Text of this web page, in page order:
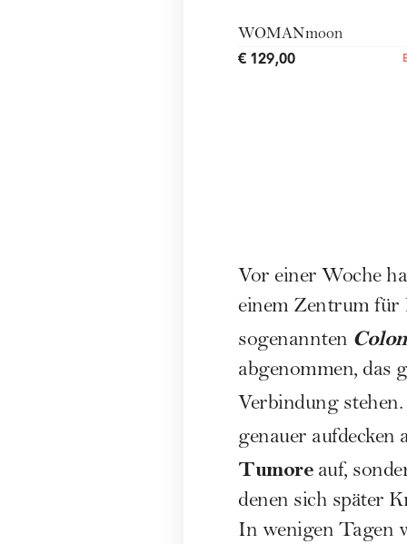
WOMANmoon
€ 129,00
Vor einer Woche
einem Zentrum für
sogenannten
abgenommen, das
Verbindung
genauer
Tumoreauf,
denen sich später
In wenigen Tagen